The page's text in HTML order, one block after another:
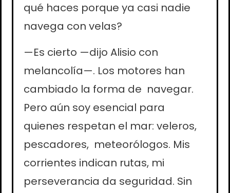
qué haces porque ya casi nadie
navega con velas?
—Es cierto —dijo Alisio con
melancolía—. Los motores han
cambiado la forma de navegar.
Pero aún soy esencial para
quienes respetan el mar: veleros,
pescadores, meteorólogos. Mis
corrientes indican rutas, mi
perseverancia da seguridad. Sin